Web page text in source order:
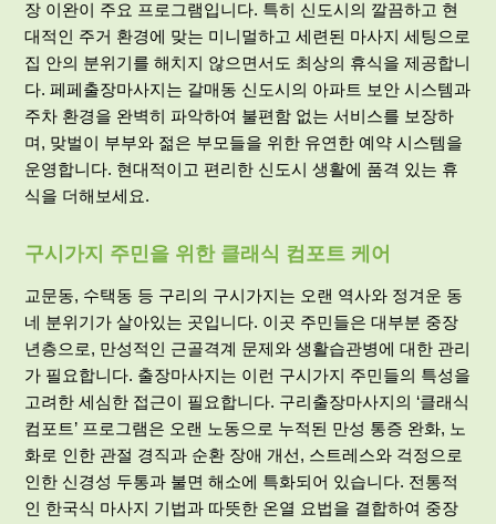
장 이완이 주요 프로그램입니다. 특히 신도시의 깔끔하고 현
대적인 주거 환경에 맞는 미니멀하고 세련된 마사지 세팅으로
집 안의 분위기를 해치지 않으면서도 최상의 휴식을 제공합니
다. 페페출장마사지는 갈매동 신도시의 아파트 보안 시스템과
주차 환경을 완벽히 파악하여 불편함 없는 서비스를 보장하
며, 맞벌이 부부와 젊은 부모들을 위한 유연한 예약 시스템을
운영합니다. 현대적이고 편리한 신도시 생활에 품격 있는 휴
식을 더해보세요.
구시가지 주민을 위한 클래식 컴포트 케어
교문동, 수택동 등 구리의 구시가지는 오랜 역사와 정겨운 동
네 분위기가 살아있는 곳입니다. 이곳 주민들은 대부분 중장
년층으로, 만성적인 근골격계 문제와 생활습관병에 대한 관리
가 필요합니다. 출장마사지는 이런 구시가지 주민들의 특성을
고려한 세심한 접근이 필요합니다. 구리출장마사지의 ‘클래식
컴포트’ 프로그램은 오랜 노동으로 누적된 만성 통증 완화, 노
화로 인한 관절 경직과 순환 장애 개선, 스트레스와 걱정으로
인한 신경성 두통과 불면 해소에 특화되어 있습니다. 전통적
인 한국식 마사지 기법과 따뜻한 온열 요법을 결합하여 중장